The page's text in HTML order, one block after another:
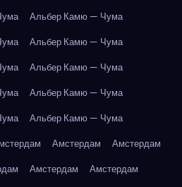
Альбер Камю — Чума
Альбер Камю — Чума
Альбер Камю — Чума
Альбер Камю — Чума
Альбер Камю — Чума
Амстердам
Амстердам
Амстердам
Амстердам